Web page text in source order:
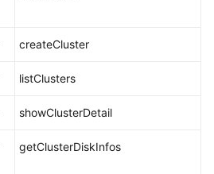
createCluster
listClusters
showClusterDetail
getClusterDiskInfos